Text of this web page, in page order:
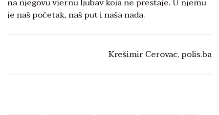
je naš početak, naš put i naša nada.
Krešimir Cerovac, polis.ba